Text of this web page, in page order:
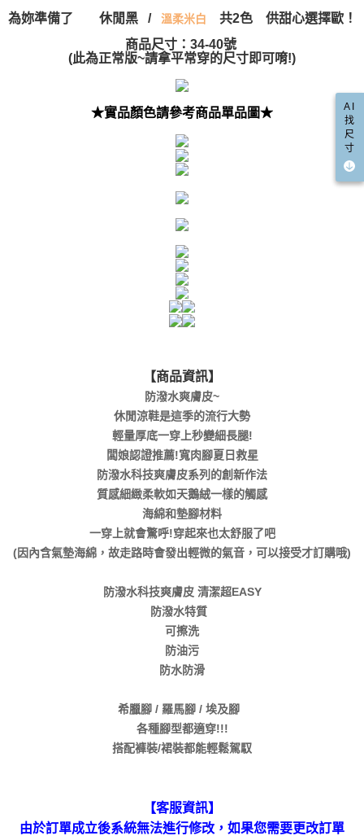
「AFTEE先享後付」，若未經同意申辦者引起之損失，本公司不負相關責
任。
４．使用「AFTEE先享後付」時，將依據個別帳號之用戶狀況，依本公司即
時審查核予不同之上限額度；若仍有額度不足之情形，本公司將視審查結果
請求用戶進行身份認證。
５．嚴禁一人註冊多個帳號或使用他人資訊註冊。若發現惡意使用之情形，
每筆NT$100，滿NT$999(含以上)免運費
國家/地區配送(非順豐配送，勿填寫順豐智能櫃地址)
為妳準備了 休閒黑 / 溫柔米白
共2色 供甜心選擇歐！
商品尺寸：34-40號
(此為正常版~請拿平常穿的尺寸即可唷!)
★實品顏色請參考商品單品圖★
【商品資訊】
防潑水爽膚皮~
休閒涼鞋是這季的流行大勢
輕量厚底一穿上秒變細長腿!
闆娘認證推薦!寬肉腳夏日救星
防潑水科技爽膚皮系列的創新作法
質感細緻柔軟如天鵝絨一樣的觸感
海綿和墊腳材料
一穿上就會驚呼!穿起來也太舒服了吧
(因內含氣墊海綿，故走路時會發出輕微的氣音，可以接受才訂購哦)
防潑水科技爽膚皮 清潔超EASY
防潑水特質
可擦洗
防油污
防水防滑
希臘腳 / 羅馬腳 / 埃及腳
各種腳型都適穿!!!
搭配褲裝/裙裝都能輕鬆駕馭
【客服資訊】
由於訂單成立後系統無法進行修改，如果您需要更改訂單
AI
找
尺
寸